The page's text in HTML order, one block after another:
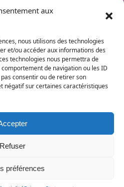
aux
nous utilisons des technologies
et/ou accéder aux informations des
technologies nous permettra de
de navigation ou les ID
consentir ou de retirer son
négatif sur certaines caractéristiques
Refuser
préférences